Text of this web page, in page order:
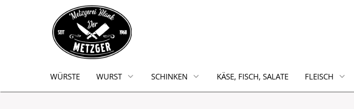
WÜRSTE WURST SCHINKEN KÄSE, FISCH, SALATE FLEISCH